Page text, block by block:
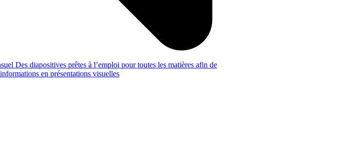
Des diapositives prêtes à l’emploi pour toutes les matières afin de
en présentations visuelles